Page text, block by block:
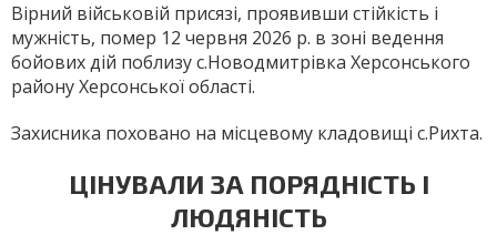
Вірний військовій присязі, проявивши стійкість і
мужність, помер 12 червня 2026 р. в зоні ведення
бойових дій поблизу с.Новодмитрівка Херсонського
району Херсонської області.
Захисника поховано на місцевому кладовищі с.Рихта.
ЦІНУВАЛИ ЗА ПОРЯДНІСТЬ І
ЛЮДЯНІСТЬ